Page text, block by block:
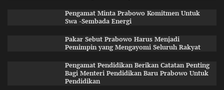
Pengamat Minta Prabowo Komitmen Untuk
Swa -Sembada Energi
Pakar Sebut Prabowo Harus Menjadi
Pemimpin yang Mengayomi Seluruh Rakyat
Pengamat Pendidikan Berikan Catatan Penting
Bagi Menteri Pendidikan Baru Prabowo Untuk
Pendidikan